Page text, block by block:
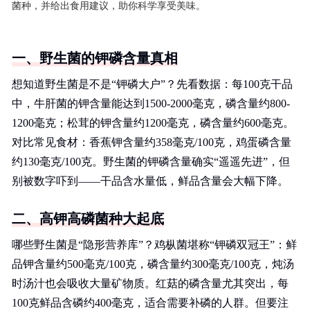
菌种，并给出食用建议，助你科学享受美味。
一、野生菌的钾磷含量真相
想知道野生菌是不是“钾磷大户”？先看数据：每100克干品
中，牛肝菌的钾含量能达到1500-2000毫克，磷含量约800-
1200毫克；松茸的钾含量约1200毫克，磷含量约600毫克。
对比常见食材：香蕉钾含量约358毫克/100克，鸡蛋磷含量
约130毫克/100克。野生菌的钾磷含量确实“遥遥先进”，但
别被数字吓到——干品含水量低，鲜品含量会大幅下降。
二、高钾高磷菌种大起底
哪些野生菌是“隐形营养库”？鸡枞菌堪称“钾磷双冠王”：鲜
品钾含量约500毫克/100克，磷含量约300毫克/100克，炖汤
时汤汁也会吸收大量矿物质。红菇的磷含量尤其突出，每
100克鲜品含磷约400毫克，适合需要补磷的人群。但要注